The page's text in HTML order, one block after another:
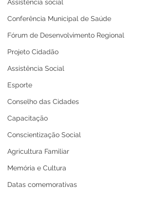
Assistência social
Conferência Municipal de Saúde
Fórum de Desenvolvimento Regional
Projeto Cidadão
Assistência Social
Esporte
Conselho das Cidades
Capacitação
Conscientização Social
Agricultura Familiar
Memória e Cultura
Datas comemorativas